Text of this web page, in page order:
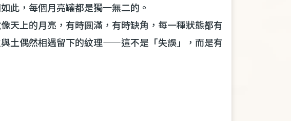
此，每個月亮罐都是獨一無二的。
天上的月亮，有時圓滿，有時缺角，每一種狀態都有
土偶然相遇留下的紋理——這不是「失誤」，而是有